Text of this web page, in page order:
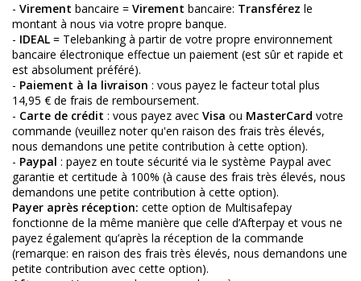
- Virement bancaire = Virement bancaire: Transférez le
montant à nous via votre propre banque.
- IDEAL = Telebanking à partir de votre propre environnement
bancaire électronique effectue un paiement (est sûr et rapide et
est absolument préféré).
- Paiement à la livraison : vous payez le facteur total plus
14,95 € de frais de remboursement.
- Carte de crédit : vous payez avec Visa ou MasterCard votre
commande (veuillez noter qu'en raison des frais très élevés,
nous demandons une petite contribution à cette option).
- Paypal : payez en toute sécurité via le système Paypal avec
garantie et certitude à 100% (à cause des frais très élevés, nous
demandons une petite contribution à cette option).
Payer après réception: cette option de Multisafepay
fonctionne de la même manière que celle d’Afterpay et vous ne
payez également qu’après la réception de la commande
(remarque: en raison des frais très élevés, nous demandons une
petite contribution avec cette option).